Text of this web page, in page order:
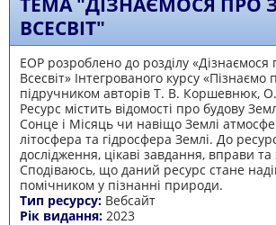
ВСЕСВІТ"
ЕОР розроблено до розділу
Всесвіт» Інтегрованого курсу «Пізнаємо
підручником авторів Т. В. Коршевнюк,
Ресурс містить відомості про будову
Сонце і Місяць чи навіщо Землі
літосфера та гідросфера Землі. До
дослідження, цікаві завдання, вправи
Сподіваюсь, що даний ресурс стане
помічником у пізнанні природи.
Тип ресурсу: Вебсайт
Рік видання: 2023